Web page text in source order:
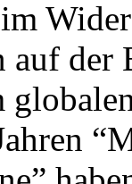
auf